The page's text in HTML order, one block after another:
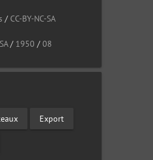
/ CC-BY-NC-SA
/ 1950 /08
Export